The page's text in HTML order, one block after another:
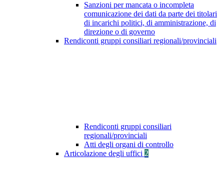
Sanzioni per mancata o incompleta
comunicazione dei dati da parte dei titolari
di incarichi politici, di amministrazione, di
direzione o di governo
Rendiconti gruppi consiliari regionali/provinciali
Rendiconti gruppi consiliari
regionali/provinciali
Atti degli organi di controllo
Articolazione degli uffici 2